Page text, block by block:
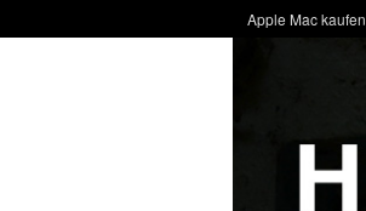
Apple Mac kaufen